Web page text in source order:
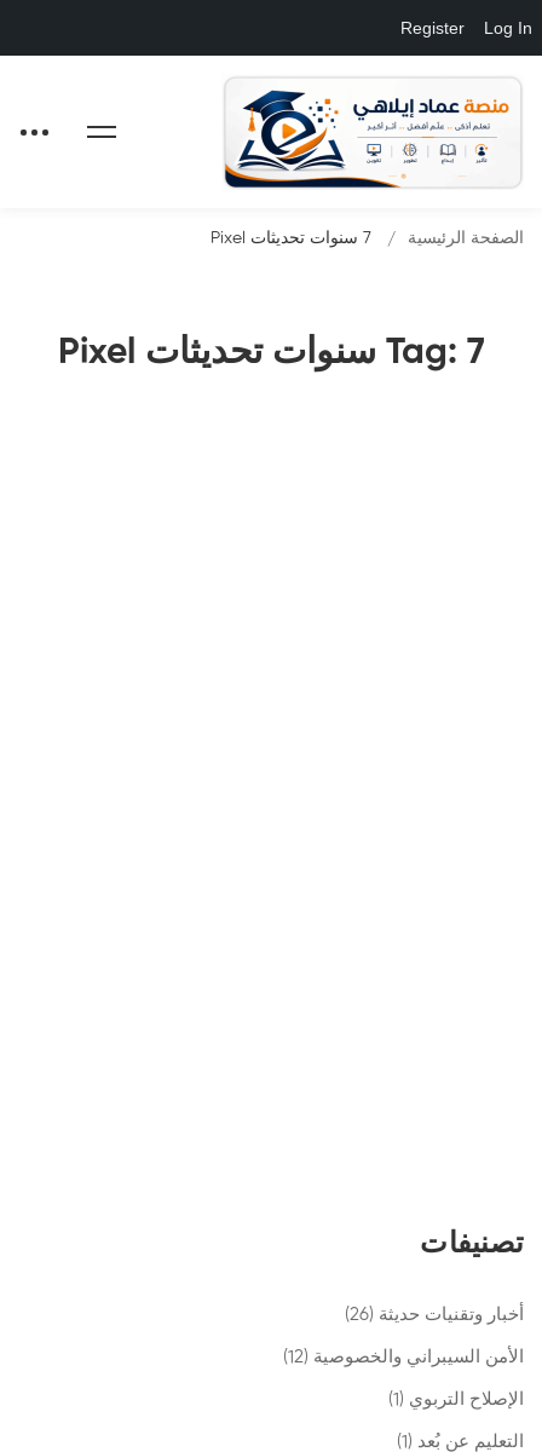
Log In
Register
Tag: 7 سنوات تحديثات Pixel
الصفحة الرئيسية 7 سنوات تحديثات Pixel
تصنيفات
أخبار وتقنيات حديثة (26)
الأمن السيبراني والخصوصية (12)
الإصلاح التربوي (1)
التعليم عن بُعد (1)